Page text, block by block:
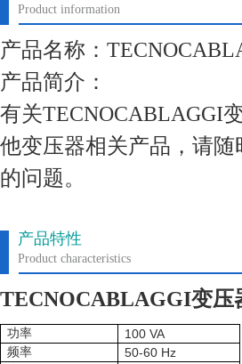
Product information
产品名称：
产品简介：
有关TECNOCABLAGGI
他变压器相关产品，请
的问题。
产品特性
Product characteristics
TECNOCABLAGGI变压
功率 100 VA
频率 50-60 Hz